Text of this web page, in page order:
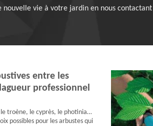
vie à votre jardin en nous
entre les
professionnel
troène, le cyprès, le photinia…
possibles pour les arbustes qui